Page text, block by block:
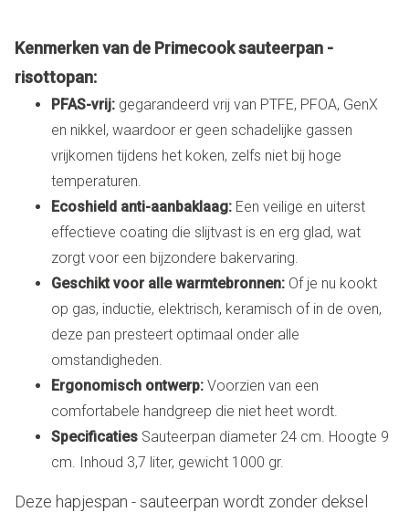
Kenmerken van de Primecook sauteerpan -
risottopan:
PFAS-vrij: gegarandeerd vrij van PTFE, PFOA, GenX
en nikkel, waardoor er geen schadelijke gassen
vrijkomen tijdens het koken, zelfs niet bij hoge
temperaturen.
Ecoshield anti-aanbaklaag: Een veilige en uiterst
effectieve coating die slijtvast is en erg glad, wat
zorgt voor een bijzondere bakervaring.
Geschikt voor alle warmtebronnen: Of je nu kookt
op gas, inductie, elektrisch, keramisch of in de oven,
deze pan presteert optimaal onder alle
omstandigheden.
Ergonomisch ontwerp: Voorzien van een
comfortabele handgreep die niet heet wordt.
Specificaties Sauteerpan diameter 24 cm. Hoogte 9
cm. Inhoud 3,7 liter, gewicht 1000 gr.
Deze hapjespan - sauteerpan wordt zonder deksel